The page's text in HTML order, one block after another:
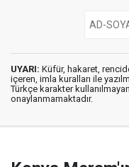
UYARI: Küfür, hakaret,
içeren, imla kuralları ile
Türkçe karakter
onaylanmamaktadır.